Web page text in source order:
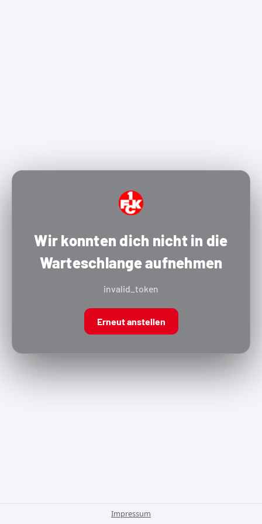
Wir konnten dich nicht in die
Warteschlange aufnehmen
invalid_token
Erneut anstellen
Impressum